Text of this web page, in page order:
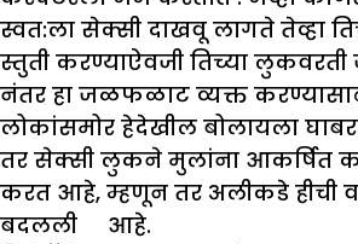
स्वत:ला सेक्सी दाखवू लागते तेव्हा
स्तुती करण्याऐवजी तिच्या
नंतर हा जळफळाट व्यक्त
लोकांसमोर हेदेखील बोलायला
तर सेक्सी लुकने मुलांना आकर्षित
करत आहे, म्हणून तर अलीकडे हीची
बदलली आहे.